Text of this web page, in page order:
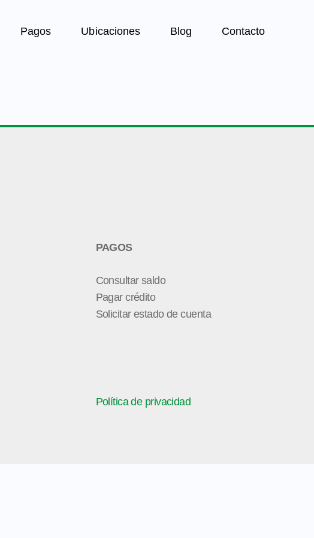
Pagos Ubicaciones Blog Contacto
PAGOS
Consultar saldo
Pagar crédito
Solicitar estado de cuenta
Política de privacidad